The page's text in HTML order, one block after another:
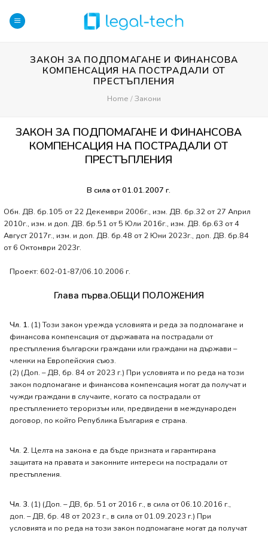
content
ЗАКОН ЗА ПОДПОМАГАНЕ И ФИНАНСОВА
КОМПЕНСАЦИЯ НА ПОСТРАДАЛИ ОТ
ПРЕСТЪПЛЕНИЯ
Home / Закони
ЗАКОН ЗА ПОДПОМАГАНЕ И ФИНАНСОВА
КОМПЕНСАЦИЯ НА ПОСТРАДАЛИ ОТ
ПРЕСТЪПЛЕНИЯ
В сила от 01.01.2007 г.
Обн. ДВ. бр.105 от 22 Декември 2006г., изм. ДВ. бр.32 от 27 Април
2010г., изм. и доп. ДВ. бр.51 от 5 Юли 2016г., изм. ДВ. бр.63 от 4
Август 2017г., изм. и доп. ДВ. бр.48 от 2 Юни 2023г., доп. ДВ. бр.84
от 6 Октомври 2023г.
Проект: 602-01-87/06.10.2006 г.
Глава първа.ОБЩИ ПОЛОЖЕНИЯ
Чл. 1. (1) Този закон урежда условията и реда за подпомагане и
финансова компенсация от държавата на пострадали от
престъпления български граждани или граждани на държави –
членки на Европейския съюз.
(2) (Доп. – ДВ, бр. 84 от 2023 г.) При условията и по реда на този
закон подпомагане и финансова компенсация могат да получат и
чужди граждани в случаите, когато са пострадали от
престъплението тероризъм или, предвидени в международен
договор, по който Република България е страна.
Чл. 2. Целта на закона е да бъде призната и гарантирана
защитата на правата и законните интереси на пострадали от
престъпления.
Чл. 3. (1) (Доп. – ДВ, бр. 51 от 2016 г., в сила от 06.10.2016 г.,
доп. – ДВ, бр. 48 от 2023 г., в сила от 01.09.2023 г.) При
условията и по реда на този закон подпомагане могат да получат